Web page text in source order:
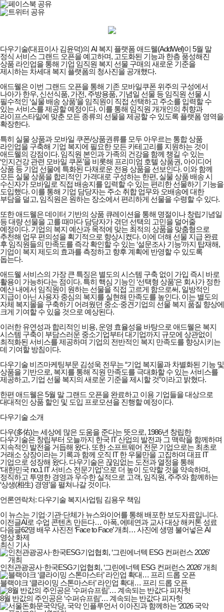
다우기술(대표이사 김윤덕)의 AI 복지 플랫폼 애드웰(AddWel)이 5월 말
정식 서비스 그랜드 오픈을 예고하며, 고도화된 기능과 한층 풍성해진
상품 라인업을 통해 기업 임직원 복지 선물 구매의 새로운 기준을
제시하는 차세대 복지 플랫폼의 청사진을 공개했다.
애드웰은 이번 그랜드 오픈을 통해 기존 모바일쿠폰 위주의 구성에서
나아가 한우, 신선식품, 가전, 주방용품, 기념일 선물 등 임직원 선물 시
필수적인 ‘실물 배송 상품’을 임직원이 직접 선택하고 주소를 입력할 수
있는 서비스를 제공할 예정이다. 이를 통해 임직원 개개인의 취향과
라이프스타일에 맞춘 모든 종류의 선물을 제공할 수 있도록 플랫폼 영역을
확장한다.
특히 실물 상품과 모바일 쿠폰/상품권류를 모두 아우르는 통합 상품
라인업을 구축해 기업 복지에 필요한 모든 카테고리를 지원하는 것이
애드웰의 강점이다. 임직원 본인과 가족의 건강을 함께 챙길 수 있는
‘인지건강 관련 모바일 쿠폰’을 비롯해 프리미엄 호텔 상품권, 아이디어
상품 등 기업 선물에 특화된 다채로운 전용 상품을 선보인다. 이와 함께
모든 실물 상품을 합리적인 가격대로 구성하는 한편, 실물 상품 배송 시
수신자가 모바일로 직접 배송지를 입력할 수 있는 편리한 선물하기 기능을
도입했다. 이를 통해 기업 담당자는 주소 취합 업무와 오배송에 대한
부담을 덜고, 임직원은 원하는 장소에서 편리하게 선물을 수령할 수 있다.
또한 애드웰은 데이터 기반의 상품 큐레이션을 통해 명절이나 창립기념일
등 대량 선물을 고를 때마다 담당자가 겪던 선택의 고민을 덜어줄
예정이다. 기업의 복지 예산과 목적에 맞는 최적의 상품을 맞춤형으로
추천해 업무 편의성을 획기적으로 향상시켰다. 이에 더해 선물 지급 완료
후 임직원들의 만족도를 즉각 확인할 수 있는 ‘설문조사 기능’까지 탑재해,
기업이 복지 제도의 효과를 측정하고 향후 계획에 반영할 수 있도록
돕는다.
애드웰 서비스의 가장 큰 특징은 별도의 시스템 구축 없이 가입 즉시 바로
활용이 가능하다는 점이다. 특히 핵심 기능인 ‘선택형 상품’은 회사가 정한
예산 내에서 임직원이 원하는 선물을 직접 고르게 함으로써, 일방적인
지급이 아닌 사용자 중심의 복지를 실현해 만족도를 높인다. 이는 별도의
자체 복지몰을 구축하기 어려웠던 중소·중견기업의 선물 복지 품질 향상에
크게 기여할 수 있을 것으로 예상된다.
이러한 유연성과 합리적인 비용, 운영 효율성을 바탕으로 애드웰은 복지
시스템 구축이 부담스러운 중소기업부터 대기업까지 규모에 상관없이
최적화된 서비스를 제공하며 기업의 전반적인 복지 만족도를 향상시키는
데 기여할 방침이다.
다우기술 비즈마케팅부문 김성욱 전무는 “기업 복지몰과 차별화된 기능 및
상품을 기반으로, 복지를 통해 직원 만족도를 극대화할 수 있는 서비스를
제공하고, 기업 선물 복지의 새로운 기준을 제시할 것”이라고 밝혔다.
한편 애드웰은 5월 말 그랜드 오픈을 완료하고 이용 기업들을 대상으로
대대적인 상품 할인 및 도입 프로모션을 진행할 예정이다.
다우기술 소개
다우(多佑)는 세상에 많은 도움을 준다는 뜻으로, 1986년 창립한
다우기술은 창립부터 오늘까지 한국 IT 산업의 발전과 그 맥락을 함께하며
지속적인 발전을 거듭해 왔다. 또한 소프트웨어 전문 기업으로는 최초로
거래소 상장이라는 기록과 함께 오직 IT 한 우물만을 고집하며 대표 IT
기업으로 성장해 왔다. 다우기술은 끊임없는 도전과 열정을 통해
‘대한민국 no.1 IT 서비스 전문기업’으로 더 높이 도약할 것을 약속하며,
정직하고 투명한 경영과 우수한 실적으로 고객, 임직원, 주주와 함께하는
‘상생(相生) 경영’을 펼쳐나갈 것이다.
언론연락처: 다우기술 복지사업팀 김용우 책임
이 뉴스는 기업·기관·단체가 뉴스와이어를 통해 배포한 보도자료입니다.
이전글AI로 수업 콘텐츠 만든다… 아폭, 에테연과 교사 대상 해커톤 성료
다음글62명 배우 사진전 ‘Face to Face’ 개최… 사진에 생명 불어넣은 AI
영상 화제
최신 기사
인천관광공사·한국ESG기업협회, ‘그린에너텍 ESG 컨퍼런스 2026’ 개최
블랙야크 ‘클라이밍 스톤마스터’ 라인업 확대… 프리 드롭 오픈
8월 반값의 주인공은 ‘수퍼슈프림’… 계속되는 반값다 피자헛